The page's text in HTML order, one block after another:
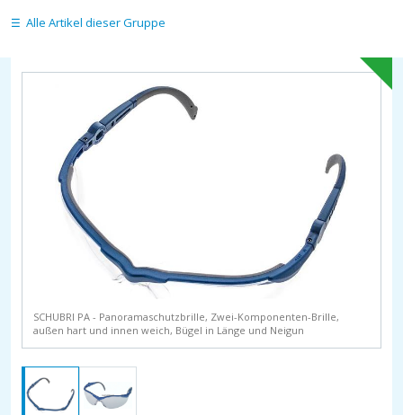
Alle Artikel dieser Gruppe
SCHUBRI PA - Panoramaschutzbrille, Zwei-Komponenten-Brille,
außen hart und innen weich, Bügel in Länge und Neigun